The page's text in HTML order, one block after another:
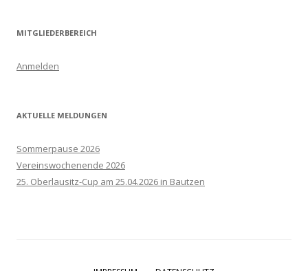
MITGLIEDERBEREICH
Anmelden
AKTUELLE MELDUNGEN
Sommerpause 2026
Vereinswochenende 2026
25. Oberlausitz-Cup am 25.04.2026 in Bautzen